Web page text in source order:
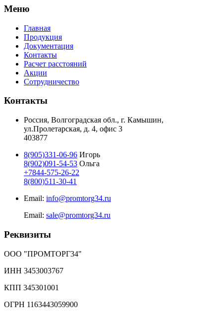
Меню
Главная
Продукция
Документация
Контакты
Расчет расстояний
Акции
Сотрудничество
Контакты
Россия, Волгоградская обл., г. Камышин,
ул.Пролетарская, д. 4, офис 3
403877
8(905)331-06-96 Игорь
8(902)091-54-53 Ольга
+7844-575-26-22
8(800)511-30-41
Email: info@promtorg34.ru
Email: sale@promtorg34.ru
Реквизиты
ООО "ПРОМТОРГ34"
ИНН 3453003767
КПП 345301001
ОГРН 1163443059900